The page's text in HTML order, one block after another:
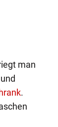
man
.